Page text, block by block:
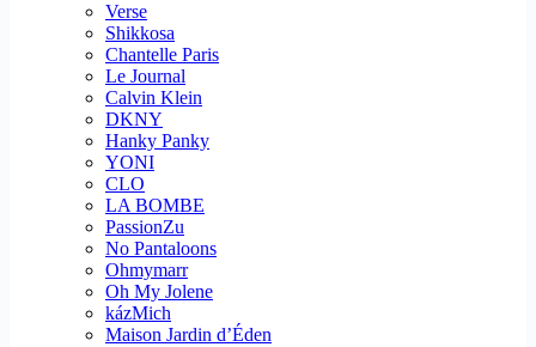
Verse
Shikkosa
Chantelle Paris
Le Journal
Calvin Klein
DKNY
Hanky Panky
YONI
CLO
LA BOMBE
PassionZu
No Pantaloons
Ohmymarr
Oh My Jolene
kázMich
Maison Jardin d’Éden